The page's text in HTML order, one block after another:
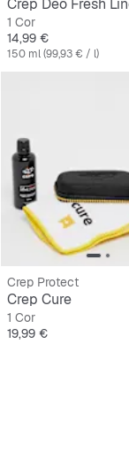
Crep Deo Fresh
1 Cor
Preço
14,99 €
150 ml (99,93 € / l)
Crep Protect
Crep Cure
1 Cor
Preço
19,99 €